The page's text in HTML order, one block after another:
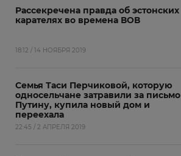
Рассекречена правда об эстонских
карателях во времена ВОВ
18:12 / 14 НОЯБРЯ 2019
Семья Таси Перчиковой, которую
односельчане затравили за письмо
Путину, купила новый дом и
переехала
22:45 / 2 АПРЕЛЯ 2019